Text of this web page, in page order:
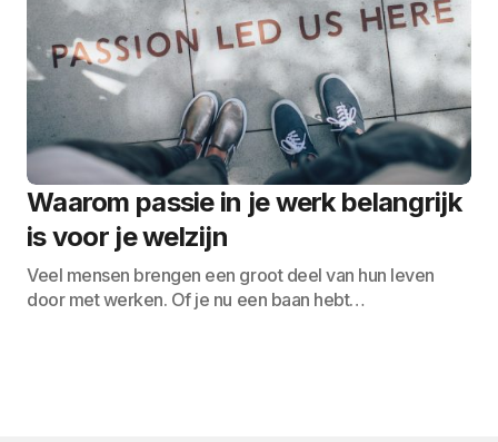
Waarom passie in je werk belangrijk
is voor je welzijn
Veel mensen brengen een groot deel van hun leven
door met werken. Of je nu een baan hebt…